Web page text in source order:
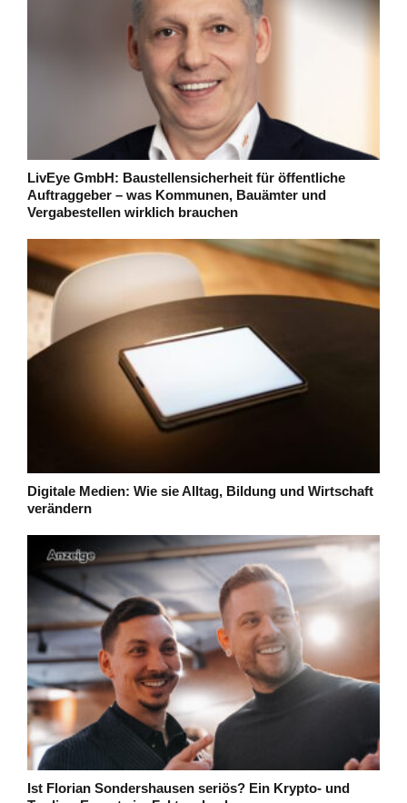
LivEye GmbH: Baustellensicherheit für öffentliche
Auftraggeber – was Kommunen, Bauämter und
Vergabestellen wirklich brauchen
Digitale Medien: Wie sie Alltag, Bildung und Wirtschaft
verändern
Ist Florian Sondershausen seriös? Ein Krypto- und